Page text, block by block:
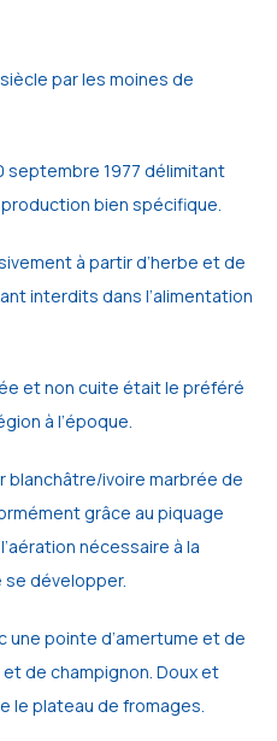
par les moines de
septembre 1977 délimitant
bien spécifique.
à partir d’herbe et de
interdits dans l’alimentation
et non cuite était le préféré
à l’époque.
blanchâtre/ivoire marbrée de
grâce au piquage
nécessaire à la
se développer.
pointe d’amertume et de
de champignon. Doux et
le plateau de fromages.